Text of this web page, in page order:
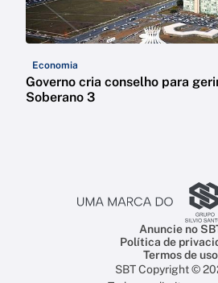
Economia
Governo cria conselho para
Soberano 3
Anuncie no
Política de
Termos de uso
SBT Copyright ©